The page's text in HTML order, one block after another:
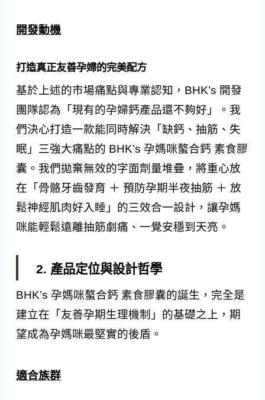
開發動機
打造真正友善孕婦的完美配方
基於上述的市場痛點與專業認知，BHK’s 開發
團隊認為「現有的孕婦鈣產品還不夠好」。我
們決心打造一款能同時解決「缺鈣、抽筋、失
眠」三強大痛點的 BHK’s 孕媽咪螯合鈣 素食膠
囊。我們拋棄無效的字面劑量堆疊，將重心放
在「骨骼牙齒發育 ＋ 預防孕期半夜抽筋 ＋ 放
鬆神經肌肉好入睡」的三效合一設計，讓孕媽
咪能輕鬆遠離抽筋劇痛、一覺安穩到天亮。
2. 產品定位與設計哲學
BHK’s 孕媽咪螯合鈣 素食膠囊的誕生，完全是
建立在「友善孕期生理機制」的基礎之上，期
望成為孕媽咪最堅實的後盾。
適合族群